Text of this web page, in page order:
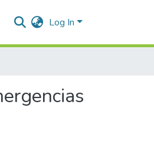
Log In